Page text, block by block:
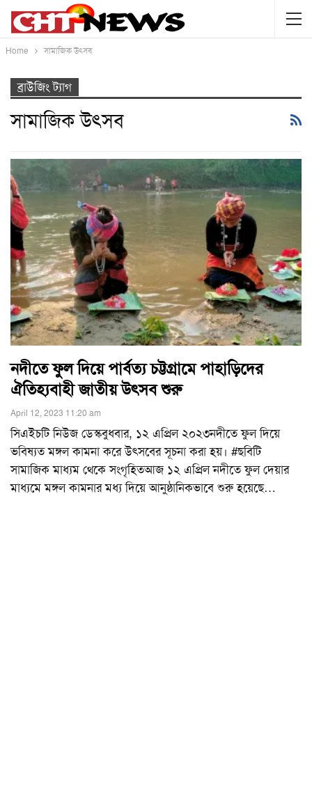
Home সামাজিক উৎসব
ব্রাউজিং ট্যাগ
সামাজিক উৎসব
নদীতে ফুল দিয়ে পার্বত্য চট্টগ্রামে পাহাড়িদের
ঐতিহ্যবাহী জাতীয় উৎসব শুরু
April 12, 2023 11:20 am
সিএইচটি নিউজ ডেস্কবুধবার, ১২ এপ্রিল ২০২৩নদীতে ফুল দিয়ে
ভবিষ্যত মঙ্গল কামনা করে উৎসবের সূচনা করা হয়। #ছবিটি
সামাজিক মাধ্যম থেকে সংগৃহিতআজ ১২ এপ্রিল নদীতে ফুল দেয়ার
মাধ্যমে মঙ্গল কামনার মধ্য দিয়ে আনুষ্ঠানিকভাবে শুরু হয়েছে…